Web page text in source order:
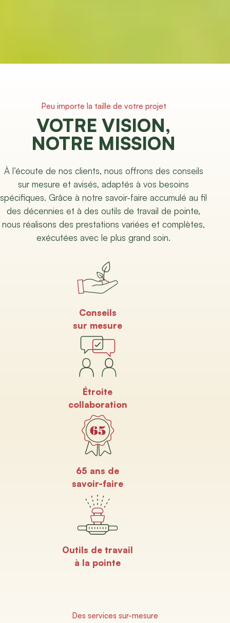
Peu importe la taille de votre projet
VOTRE VISION,
NOTRE MISSION
À l’écoute de nos clients, nous offrons des conseils
sur mesure et avisés, adaptés à vos besoins
spécifiques. Grâce à notre savoir-faire accumulé au fil
des décennies et à des outils de travail de pointe,
nous réalisons des prestations variées et complètes,
exécutées avec le plus grand soin.
Conseils
sur mesure
Étroite
collaboration
65 ans de
savoir-faire
Outils de travail
à la pointe
Des services sur-mesure